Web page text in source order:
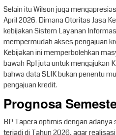
Selain itu Wilson juga
April 2026. Dimana Otoritas Jasa
kebijakan Sistem Layanan
mempermudah akses pengajuan
Kebijakan ini memperbolehkan
bawah Rp1 juta untuk mengajukan
bahwa data SLIK bukan penentu
pengajuan kredit.
Prognosa
BP Tapera optimis dengan
terjadi di Tahun 2026, agar